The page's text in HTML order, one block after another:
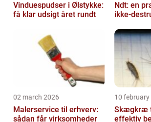
Vinduespudser i Ølstykke:
få klar udsigt året rundt
Ndt: en
ikke-
02 march 2026
Malerservice til erhverv:
sådan får virksomheder
10 february
Skægkræ
effektiv